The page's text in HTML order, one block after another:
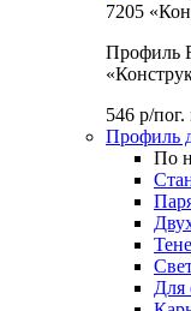
Профиль
546 р/пог.
Профиль
По
Для